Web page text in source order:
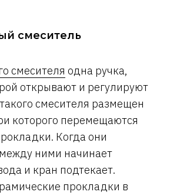
смеситель
смесителя одна ручка,
открывают и регулируют
смесителя размещен
которого перемещаются
Когда они
ними начинает
и кран подтекает.
прокладки в